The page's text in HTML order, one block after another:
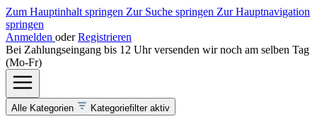
Zum Hauptinhalt springen Zur Suche springen Zur Hauptnavigation
springen
Anmelden oder Registrieren
Bei Zahlungseingang bis 12 Uhr versenden wir noch am selben Tag
(Mo-Fr)
Alle Kategorien Kategoriefilter aktiv